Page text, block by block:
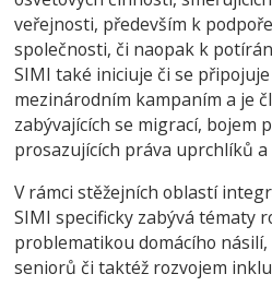
veřejnosti, především k
společnosti, či naopak k
SIMI také iniciuje či se
mezinárodním kampaním a je
zabývajících se migrací, bojem
prosazujících práva uprchlíků a
V rámci stěžejních oblastí
SIMI specificky zabývá tématy
problematikou domácího
seniorů či taktéž rozvojem